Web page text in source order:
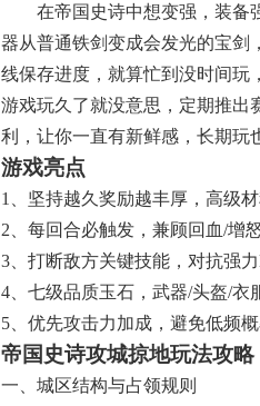
在帝国史诗中想变强，装备
器从普通铁剑变成会发光的宝剑
线保存进度，就算忙到没时间玩
游戏玩久了就没意思，定期推出
利，让你一直有新鲜感，长期玩
游戏亮点
1、坚持越久奖励越丰厚，高级材
2、每回合必触发，兼顾回血/增
3、打断敌方关键技能，对抗强力
4、七级品质玉石，武器/头盔/衣
5、优先攻击力加成，避免低频
帝国史诗攻城掠地玩法攻略
一、城区结构与占领规则